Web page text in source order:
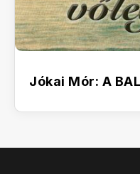
Jókai Mór: A